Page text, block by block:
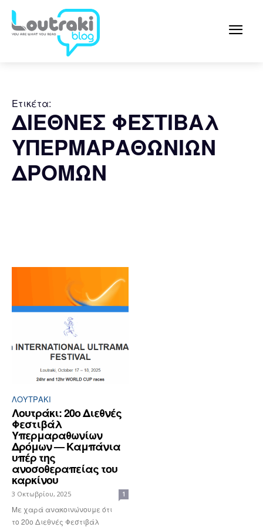
Ετικέτα:
ΔΙΕΘΝΕΣ ΦΕΣΤΙΒΑλ
ΥΠΕΡΜΑΡΑΘΩΝΙΩΝ
ΔΡΟΜΩΝ
ΛΟΥΤΡΆΚΙ
Λουτράκι: 20ο Διεθνές
Φεστιβάλ
Υπερμαραθωνίων
Δρόμων — Καμπάνια
υπέρ της
ανοσοθεραπείας του
καρκίνου
3 Οκτωβρίου, 2025 1
Με χαρά ανακοινώνουμε ότι
το 20ο Διεθνές Φεστιβάλ